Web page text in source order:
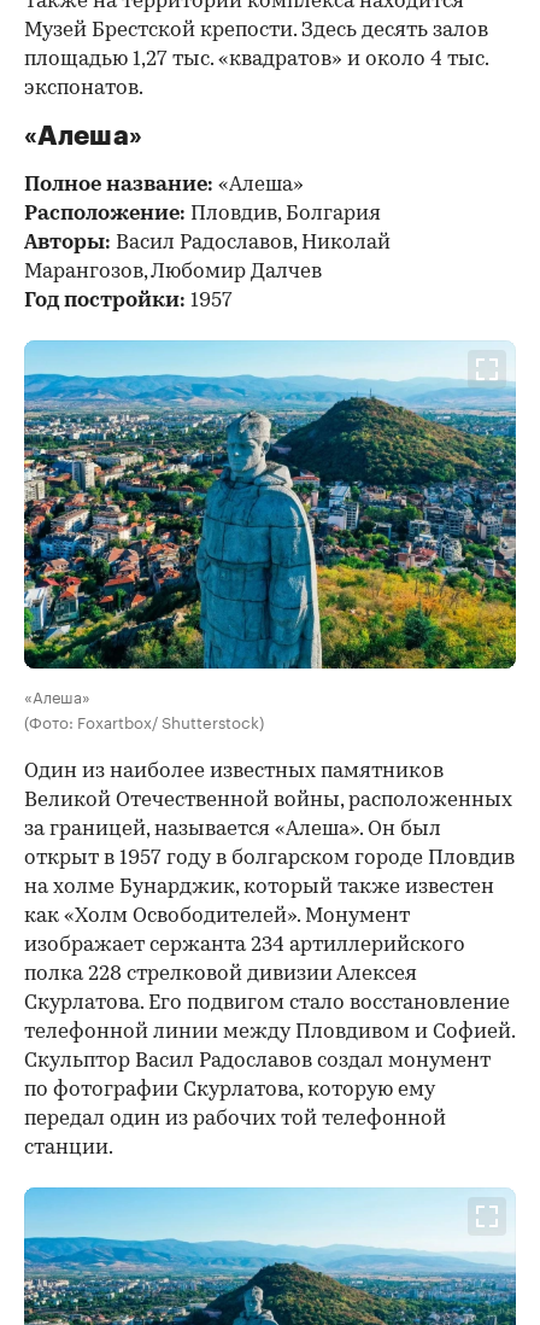
Музей Брестской крепости. Здесь десять залов
площадью 1,27 тыс. «квадратов» и около 4 тыс.
экспонатов.
«Алеша»
Полное название: «Алеша»
Расположение: Пловдив, Болгария
Авторы: Васил Радославов, Николай
Марангозов, Любомир Далчев
Год постройки: 1957
«Алеша»
(Фото: Foxartbox/ Shutterstock)
Один из наиболее известных памятников
Великой Отечественной войны, расположенных
за границей, называется «Алеша». Он был
открыт в 1957 году в болгарском городе Пловдив
на холме Бунарджик, который также известен
как «Холм Освободителей». Монумент
изображает сержанта 234 артиллерийского
полка 228 стрелковой дивизии Алексея
Скурлатова. Его подвигом стало восстановление
телефонной линии между Пловдивом и Софией.
Скульптор Васил Радославов создал монумент
по фотографии Скурлатова, которую ему
передал один из рабочих той телефонной
станции.